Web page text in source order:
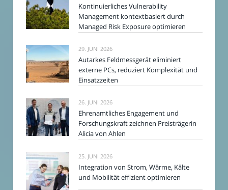
Kontinuierliches Vulnerability
Management kontextbasiert durch
Managed Risk Exposure optimieren
29. JUNI 2026
Autarkes Feldmessgerät eliminiert
externe PCs, reduziert Komplexität und
Einsatzzeiten
26. JUNI 2026
Ehrenamtliches Engagement und
Forschungskraft zeichnen Preisträgerin
Alicia von Ahlen
25. JUNI 2026
Integration von Strom, Wärme, Kälte
und Mobilität effizient optimieren